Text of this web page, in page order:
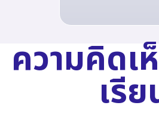
ความคิดเ
เรี